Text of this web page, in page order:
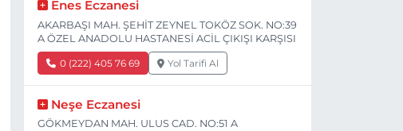
Enes Eczanesi
AKARBAŞI MAH. ŞEHİT ZEYNEL TOKÖZ SOK. NO:39
A ÖZEL ANADOLU HASTANESİ ACİL ÇIKIŞI KARŞISI
0 (222) 405 76 69 Yol Tarifi Al
Neşe Eczanesi
GÖKMEYDAN MAH. ULUS CAD. NO:51 A